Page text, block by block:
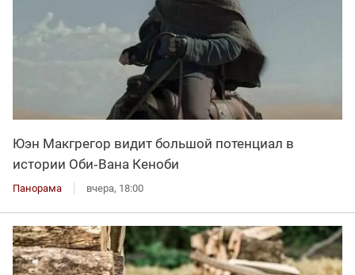
Юэн Макгрегор видит большой потенциал в
истории Оби‑Вана Кеноби
Панорама вчера, 18:00